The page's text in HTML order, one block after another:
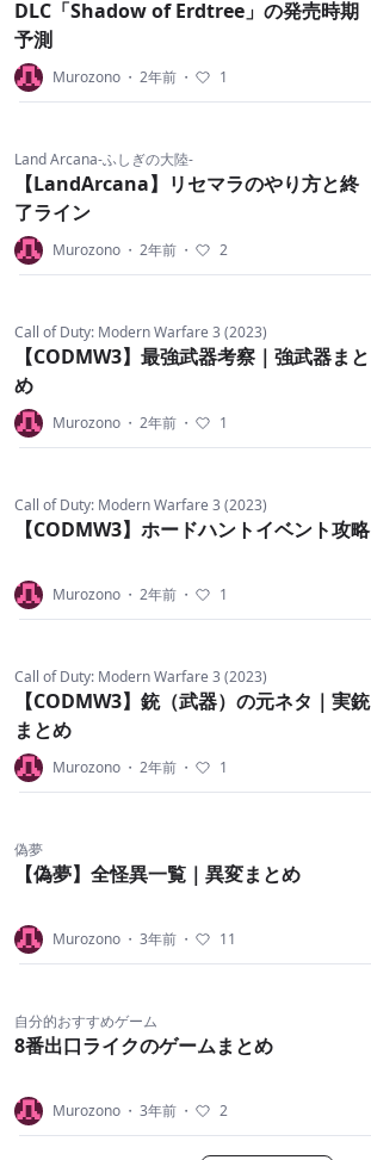
DLC「Shadow of Erdtree」の発売時期
予測
Murozono ・ 2年前 ・ 1
Land Arcana-ふしぎの大陸-
【LandArcana】リセマラのやり方と終
了ライン
Murozono ・ 2年前 ・ 2
Call of Duty: Modern Warfare 3 (2023)
【CODMW3】最強武器考察｜強武器まと
め
Murozono ・ 2年前 ・ 1
Call of Duty: Modern Warfare 3 (2023)
【CODMW3】ホードハントイベント攻略
Murozono ・ 2年前 ・ 1
Call of Duty: Modern Warfare 3 (2023)
【CODMW3】銃（武器）の元ネタ｜実銃
まとめ
Murozono ・ 2年前 ・ 1
偽夢
【偽夢】全怪異一覧｜異変まとめ
Murozono ・ 3年前 ・ 11
自分的おすすめゲーム
8番出口ライクのゲームまとめ
Murozono ・ 3年前 ・ 2